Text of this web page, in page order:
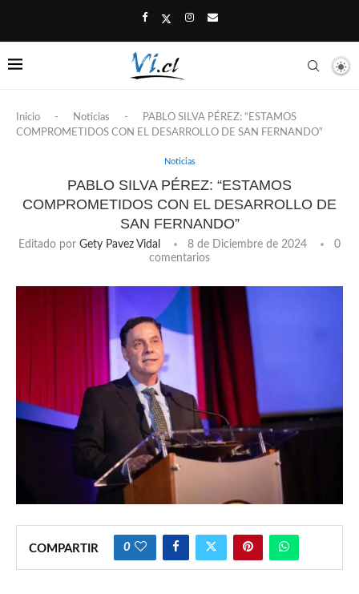
Inicio - Noticias -
PABLO SILVA PÉREZ: “ESTAMOS
COMPROMETIDOS CON EL DESARROLLO DE SAN FERNANDO”
Noticias
PABLO SILVA PÉREZ: “ESTAMOS
COMPROMETIDOS CON EL DESARROLLO DE
SAN FERNANDO”
Editado por Gety Pavez Vidal 8 de Diciembre de 2024
0
comentarios
COMPARTIR 0